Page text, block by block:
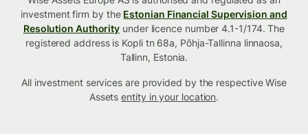
investment firm by the Estonian Financial Supervision and
Resolution Authority under licence number 4.1-1/174. The
registered address is Kopli tn 68a, Põhja-Tallinna linnaosa,
Tallinn, Estonia.
All investment services are provided by the respective Wise
Assetsentity in your location.